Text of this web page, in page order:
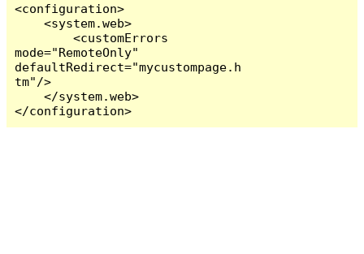
<configuration>
    <system.web>
        <customErrors
mode="RemoteOnly"
defaultRedirect="mycustompage.h
tm"/>
    </system.web>
</configuration>